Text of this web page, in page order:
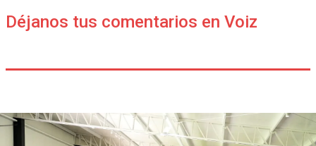
Déjanos tus comentarios en Voiz